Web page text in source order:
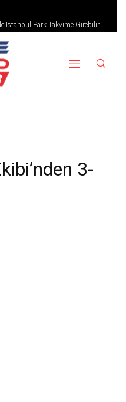
İstanbul Park Takvime Girebilir
3-